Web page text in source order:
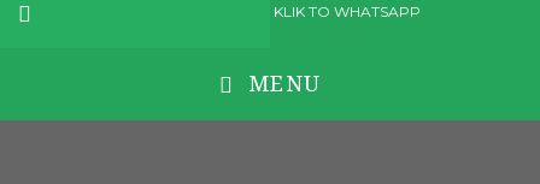
KLIK TO WHATSAPP
MENU